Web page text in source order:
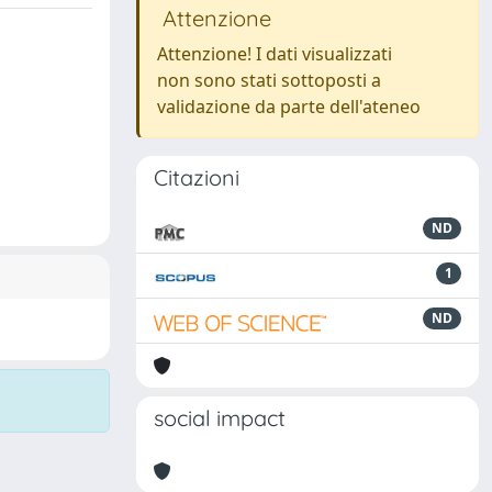
Attenzione
Attenzione! I dati visualizzati
non sono stati sottoposti a
validazione da parte dell'ateneo
Citazioni
ND
1
ND
social impact